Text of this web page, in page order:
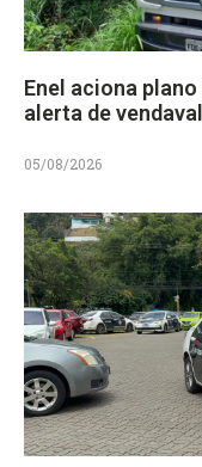
Enel aciona
alerta de vendaval
05/08/2026